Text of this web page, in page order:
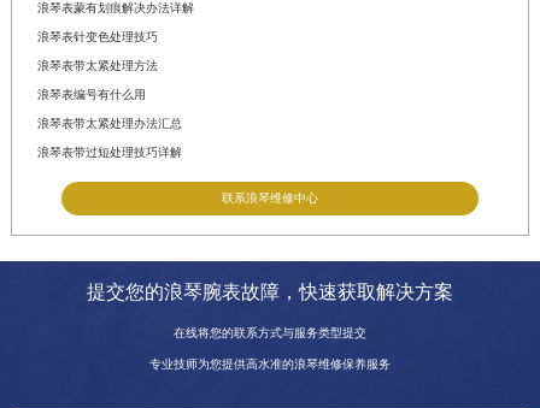
浪琴表蒙有划痕解决办法详解
浪琴表针变色处理技巧
浪琴表带太紧处理方法
浪琴表编号有什么用
浪琴表带太紧处理办法汇总
浪琴表带过短处理技巧详解
联系浪琴维修中心
提交您的浪琴腕表故障，快速获取解决方案
在线将您的联系方式与服务类型提交
专业技师为您提供高水准的浪琴维修保养服务